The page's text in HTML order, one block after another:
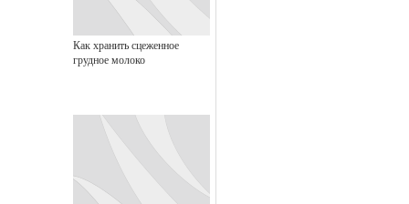
Как хранить сцеженное
грудное молоко